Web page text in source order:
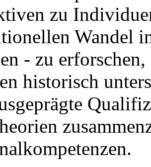
zu
Wandel
- zu
historisch